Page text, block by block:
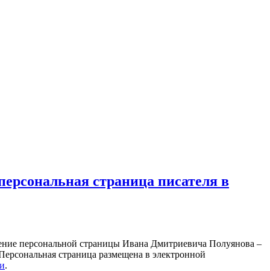
страница писателя в
персональной страницы Ивана Дмитриевича Полуянова –
страница размещена в электронной
.